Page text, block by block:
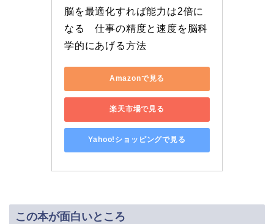
脳を最適化すれば能力は2倍に
なる　仕事の精度と速度を脳科
学的にあげる方法
Amazonで見る
楽天市場で見る
Yahoo!ショッピングで見る
この本が面白いところ